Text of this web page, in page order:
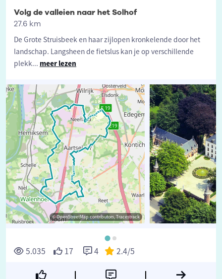
Volg de valleien naar het Solhof
27.6 km
De Grote Struisbeek en haar zijlopen kronkelende door het
landschap. Langsheen de fietslus kan je op verschillende
plekk... meer lezen
© OpenStreetMap contributors, Tracestrack
5.035 17 4 2.4/5